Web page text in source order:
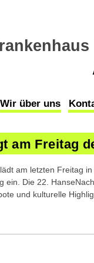
Wir über uns
am Freitag
lädt am letzten Freitag
ein. Die 22.
und kulturelle